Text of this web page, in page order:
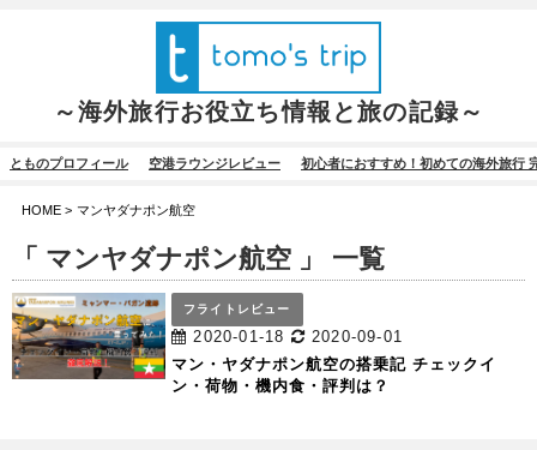
～海外旅行お役立ち情報と旅の記録～
とものプロフィール 空港ラウンジレビュー 初心者におすすめ！初めての海外旅行
HOME > マンヤダナポン航空
「 マンヤダナポン航空 」 一覧
フライトレビュー
2020-01-18
2020-09-01
マン・ヤダナポン航空の搭乗記 チェックイ
ン・荷物・機内食・評判は？